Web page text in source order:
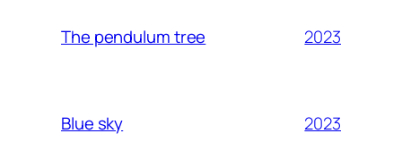
The pendulum tree 2023
Blue sky 2023